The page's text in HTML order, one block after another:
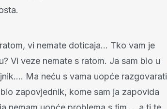
vi nemate doticaja… Tko vam je
Vi veze nemate s ratom. Ja sam bio u
Ma neću s vama uopće razgovarati
zapovjednik, kome sam ja zapovida